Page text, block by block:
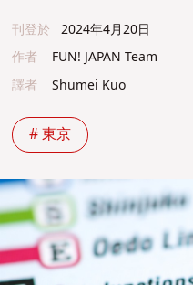
刊登於
2024年4月20日
作者
FUN! JAPAN Team
譯者
Shumei Kuo
# 東京